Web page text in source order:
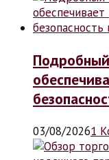
03/08/20261